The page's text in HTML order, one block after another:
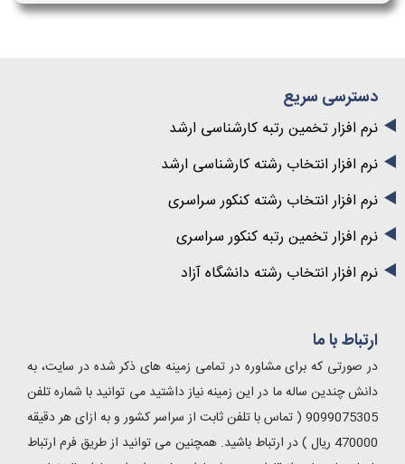
دسترسی سریع
نرم افزار تخمین رتبه کارشناسی ارشد
نرم افزار انتخاب رشته کارشناسی ارشد
نرم افزار انتخاب رشته کنکور سراسری
نرم افزار تخمین رتبه کنکور سراسری
نرم افزار انتخاب رشته دانشگاه آزاد
ارتباط با ما
در صورتی که برای مشاوره در تمامی زمینه های ذکر شده در سایت، به
دانش چندین ساله ما در این زمینه نیاز داشتید می توانید با شماره تلفن
9099075305 ( تماس با تلفن ثابت از سراسر کشور و به ازای هر دقیقه
470000 ریال ) در ارتباط باشید. همچنین می توانید از طریق فرم ارتباط